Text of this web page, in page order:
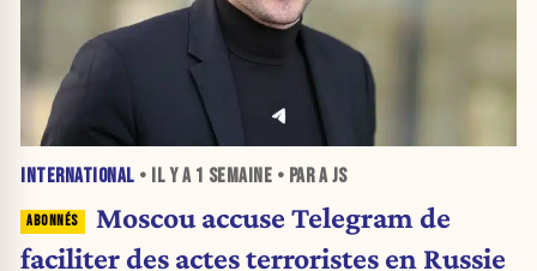
INTERNATIONAL • IL Y A 1 SEMAINE • PAR A JS
Moscou accuse Telegram de
faciliter des actes terroristes en Russie